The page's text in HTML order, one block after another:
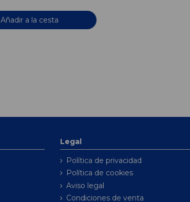
Añadir a la cesta
Legal
Política de privacidad
Política de cookies
Aviso legal
Condiciones de venta